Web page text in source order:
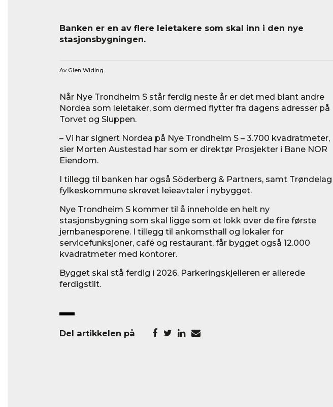
Banken er en av flere leietakere som skal inn i den nye
stasjonsbygningen.
Av Glen Widing
Når Nye Trondheim S står ferdig neste år er det med blant andre
Nordea som leietaker, som dermed flytter fra dagens adresser på
Torvet og Sluppen.
– Vi har signert Nordea på Nye Trondheim S – 3.700 kvadratmeter,
sier Morten Austestad har som er direktør Prosjekter i Bane NOR
Eiendom.
I tillegg til banken har også Söderberg & Partners, samt Trøndelag
fylkeskommune skrevet leieavtaler i nybygget.
Nye Trondheim S kommer til å inneholde en helt ny
stasjonsbygning som skal ligge som et lokk over de fire første
jernbanesporene. I tillegg til ankomsthall og lokaler for
servicefunksjoner, café og restaurant, får bygget også 12.000
kvadratmeter med kontorer.
Bygget skal stå ferdig i 2026. Parkeringskjelleren er allerede
ferdigstilt.
Del artikkelen på